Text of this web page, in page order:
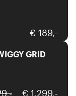
€ 189,-
Foscarini
GRID
€ 1.299,-
Houe